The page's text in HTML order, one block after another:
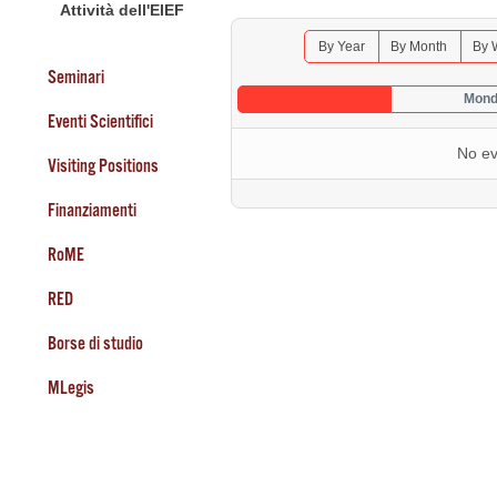
Seminars 2026
Attività dell'EIEF
Seminari
Eventi Scientifici
Visiting Positions
Finanziamenti
RoME
RED
Borse di studio
MLegis
By Year By Month By
No